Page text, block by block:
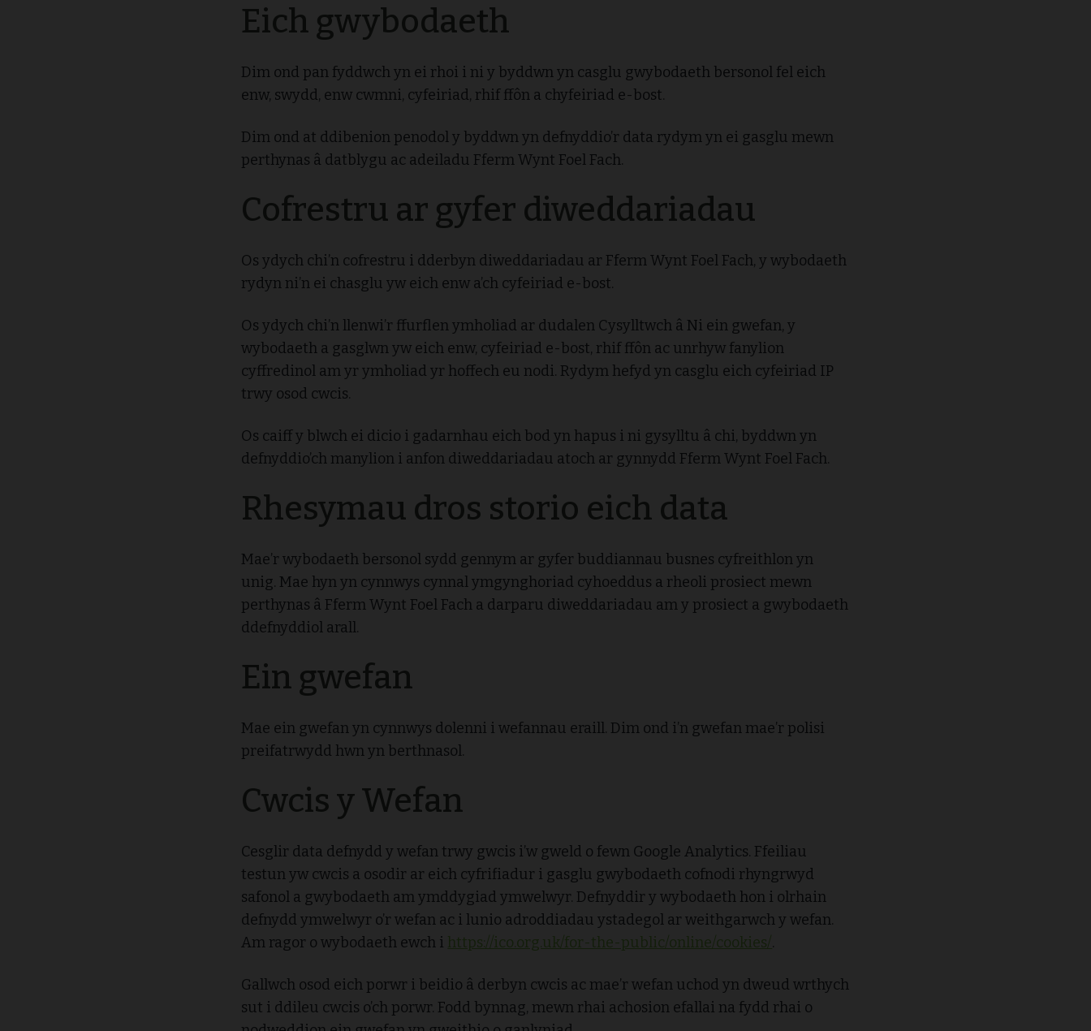
Eich gwybodaeth
Dim ond pan fyddwch yn ei rhoi i ni y byddwn yn casglu gwybodaeth bersonol fel eich
enw, swydd, enw cwmni, cyfeiriad, rhif ffôn a chyfeiriad e-bost.
Dim ond at ddibenion penodol y byddwn yn defnyddio’r data rydym yn ei gasglu mewn
perthynas â datblygu ac adeiladu Fferm Wynt Foel Fach.
Cofrestru ar gyfer diweddariadau
Os ydych chi’n cofrestru i dderbyn diweddariadau ar Fferm Wynt Foel Fach, y wybodaeth
rydyn ni’n ei chasglu yw eich enw a’ch cyfeiriad e-bost.
Os ydych chi’n llenwi’r ffurflen ymholiad ar dudalen Cysylltwch â Ni ein gwefan, y
wybodaeth a gasglwn yw eich enw, cyfeiriad e-bost, rhif ffôn ac unrhyw fanylion
cyffredinol am yr ymholiad yr hoffech eu nodi. Rydym hefyd yn casglu eich cyfeiriad IP
trwy osod cwcis.
Os caiff y blwch ei dicio i gadarnhau eich bod yn hapus i ni gysylltu â chi, byddwn yn
defnyddio’ch manylion i anfon diweddariadau atoch ar gynnydd Fferm Wynt Foel Fach.
Rhesymau dros storio eich data
Mae’r wybodaeth bersonol sydd gennym ar gyfer buddiannau busnes cyfreithlon yn
unig. Mae hyn yn cynnwys cynnal ymgynghoriad cyhoeddus a rheoli prosiect mewn
perthynas â Fferm Wynt Foel Fach a darparu diweddariadau am y prosiect a gwybodaeth
ddefnyddiol arall.
Ein gwefan
Mae ein gwefan yn cynnwys dolenni i wefannau eraill. Dim ond i’n gwefan mae’r polisi
preifatrwydd hwn yn berthnasol.
Cwcis y Wefan
Cesglir data defnydd y wefan trwy gwcis i’w gweld o fewn Google Analytics. Ffeiliau
testun yw cwcis a osodir ar eich cyfrifiadur i gasglu gwybodaeth cofnodi rhyngrwyd
safonol a gwybodaeth am ymddygiad ymwelwyr. Defnyddir y wybodaeth hon i olrhain
defnydd ymwelwyr o’r wefan ac i lunio adroddiadau ystadegol ar weithgarwch y wefan.
Am ragor o wybodaeth ewch i https://ico.org.uk/for-the-public/online/cookies/.
Gallwch osod eich porwr i beidio â derbyn cwcis ac mae’r wefan uchod yn dweud wrthych
sut i ddileu cwcis o’ch porwr. Fodd bynnag, mewn rhai achosion efallai na fydd rhai o